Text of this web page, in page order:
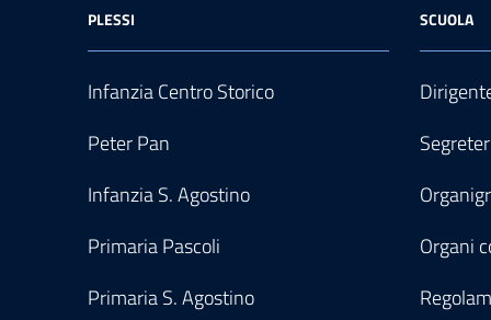
PLESSI
Infanzia Centro Storico
Peter Pan
Infanzia S. Agostino
Primaria Pascoli
Primaria S. Agostino
SCUOLA
Organi